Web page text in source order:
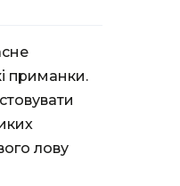
приманки.
лову